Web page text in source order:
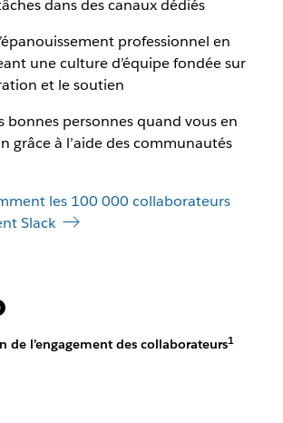
dans des canaux dédiés
professionnel en
une culture d’équipe fondée sur
et le soutien
bonnes personnes quand vous en
grâce à l’aide des communautés
les 100 000 collaborateurs
Slack
de l’engagement des collaborateurs1